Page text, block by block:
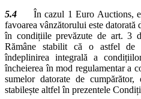
5.4
În cazul 1 Euro Auctions,
favoarea vânzătorului este
în condițiile prevăzute de art. 3
Rămâne stabilit că o astfel de
îndeplinirea integrală a
încheierea în mod regulamentar a
sumelor datorate de
stabilește altfel în prezentele